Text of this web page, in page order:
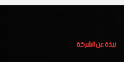
نبذة عن الشركة